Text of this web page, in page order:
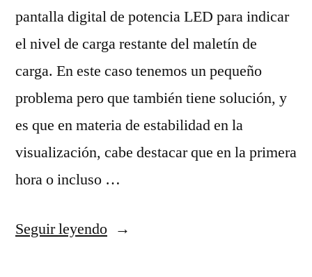
pantalla digital de potencia LED para indicar
el nivel de carga restante del maletín de
carga. En este caso tenemos un pequeño
problema pero que también tiene solución, y
es que en materia de estabilidad en la
visualización, cabe destacar que en la primera
hora o incluso …
Seguir leyendo«camisetas